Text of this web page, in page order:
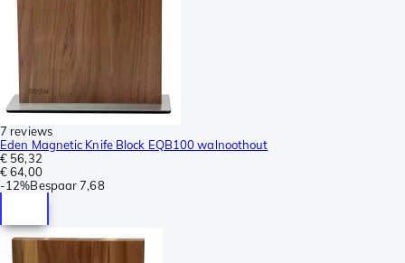
7 reviews
Eden Magnetic Knife Block EQB100 walnoothout
€ 56,32
€ 64,00
-12%Bespaar 7,68